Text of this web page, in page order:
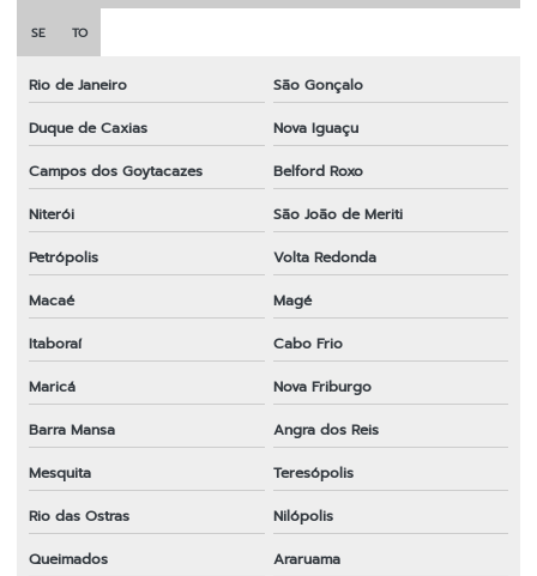
Lâmina para roçadeira 2 pontas
Lâmina para roçadeira 3 pontas
Lâmina para roçadeira duas pontas
Lâmina para roçadeira furo 1
Lâmina para roçadeira furo 20mm
Lâmina para roçadeira importada
Lâmina para roçadeira lira
Lâmina para roçadeira nakashi
Lâmina de roçadeira preço
SE TO
Rio de Janeiro
São Gonçalo
Duque de Caxias
Nova Iguaçu
Campos dos Goytacazes
Belford Roxo
Niterói
São João de Meriti
Petrópolis
Volta Redonda
Macaé
Magé
Itaboraí
Cabo Frio
Maricá
Nova Friburgo
Barra Mansa
Angra dos Reis
Mesquita
Teresópolis
Rio das Ostras
Nilópolis
Queimados
Araruama